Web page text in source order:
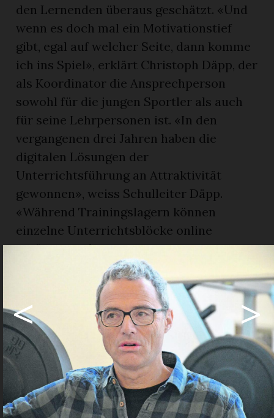
den Lernenden überaus geschätzt. «Und
wenn es doch mal ein Motivationstief
gibt, egal auf welcher Seite, dann komme
ich ins Spiel», erklärt Christoph Däpp, der
als Koordinator die Ansprechperson
sowohl für die jungen Sportler als auch
für seine Lehrpersonen ist. «In den
vergangenen drei Jahren haben die
digitalen Lösungen der
Unterrichtsführung an Attraktivität
gewonnen», weiss Schulleiter Däpp.
«Während Trainingslagern können
einzelne Unterrichtsblöcke online
ergänzt werden.»
Im Standardisierungsprozess ist der
Bildungserfolg ein wichtiger Indikator.
«Ich bin verantwortlich, dass die Talente
ihre schulischen Pflichten ebenso
erfüllen wie die im Leistungssport. Wir
müssen sicherstellen, dass sie ihr Wissen
anhand des Lehrplans entwickeln und
erweitern.»
< >